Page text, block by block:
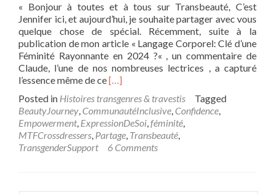
« Bonjour à toutes et à tous sur Transbeauté, C’est
Jennifer ici, et aujourd’hui, je souhaite partager avec vous
quelque chose de spécial. Récemment, suite à la
publication de mon article « Langage Corporel: Clé d’une
Féminité Rayonnante en 2024 ?« , un commentaire de
Claude, l’une de nos nombreuses lectrices , a capturé
l’essence même de ceRead
about
Échange
Inspirant
sur
Transbeauté
Vos
[…]
Posted in Histoires transgenres & travestis
Tagged
BeautyJourney, CommunautéInclusive, Confidence,
Empowerment, ExpressionDeSoi,féminité,
MTFCrossdressers, Partage, Transbeauté,
TransgenderSupport
6 Comments